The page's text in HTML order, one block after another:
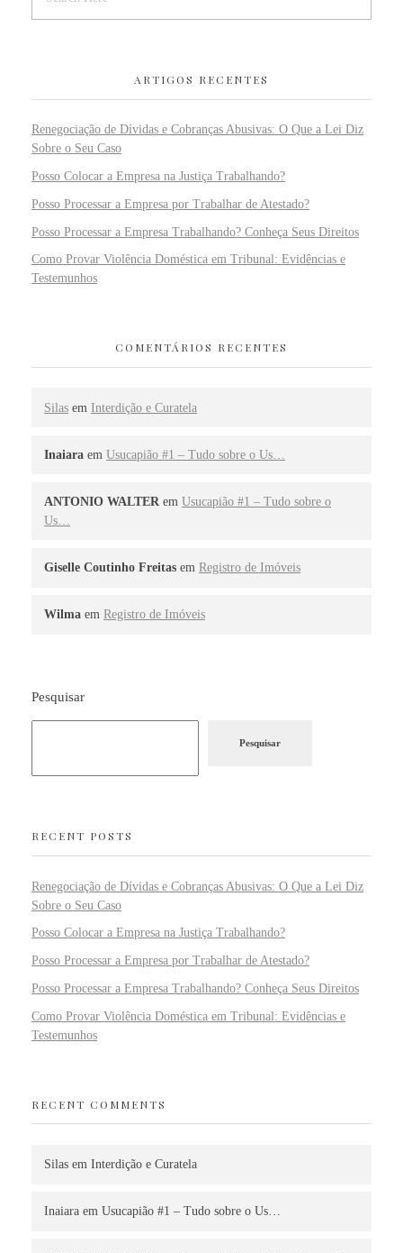
ARTIGOS RECENTES
Renegociação de Dívidas e Cobranças Abusivas: O Que a Lei Diz
Sobre o Seu Caso
Posso Colocar a Empresa na Justiça Trabalhando?
Posso Processar a Empresa por Trabalhar de Atestado?
Posso Processar a Empresa Trabalhando? Conheça Seus Direitos
Como Provar Violência Doméstica em Tribunal: Evidências e
Testemunhos
COMENTÁRIOS RECENTES
Silas em Interdição e Curatela
Inaiara em Usucapião #1 – Tudo sobre o Us…
ANTONIO WALTER em Usucapião #1 – Tudo sobre o
Us…
Giselle Coutinho Freitas em Registro de Imóveis
Wilma em Registro de Imóveis
Pesquisar
Pesquisar
RECENT POSTS
Renegociação de Dívidas e Cobranças Abusivas: O Que a Lei Diz
Sobre o Seu Caso
Posso Colocar a Empresa na Justiça Trabalhando?
Posso Processar a Empresa por Trabalhar de Atestado?
Posso Processar a Empresa Trabalhando? Conheça Seus Direitos
Como Provar Violência Doméstica em Tribunal: Evidências e
Testemunhos
RECENT COMMENTS
Silas em Interdição e Curatela
Inaiara em Usucapião #1 – Tudo sobre o Us…